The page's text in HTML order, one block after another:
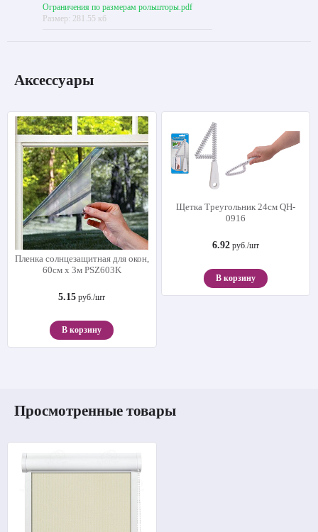
Ограничения по размерам рольшторы.pdf
Размер: 281.55 кб
Аксессуары
Пленка солнцезащитная для окон,
60см х 3м PSZ603K
5.15 руб./шт
В корзину
Щетка Треугольник 24см QH-
0916
6.92руб./шт
В корзину
Просмотренные товары